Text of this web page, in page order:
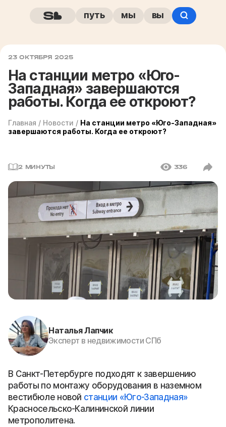
путь мы вы
23 ОКТЯБРЯ 2025
На станции метро «Юго-
Западная» завершаются
работы. Когда ее откроют?
Главная / Новости / На станции метро «Юго-Западная»
завершаются работы. Когда ее откроют?
2 МИНУТЫ 336
Наталья Лапчик
Эксперт в недвижимости СПб
В Санкт-Петербурге подходят к завершению
работы по монтажу оборудования в наземном
вестибюле новой станции «Юго-Западная»
Красносельско-Калининской линии
метрополитена.